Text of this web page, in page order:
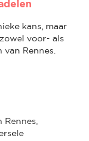
kans, maar
voor- als
Rennes.